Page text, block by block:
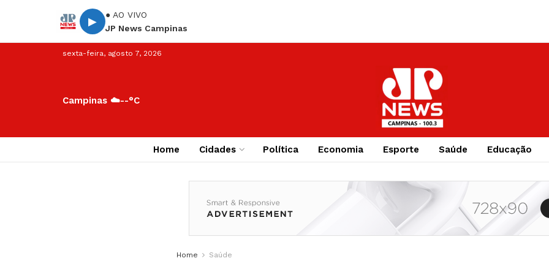
▶
● AO VIVO
JP News Campinas
sexta-feira, agosto 7, 2026
Campinas ☁️--°C
Home Cidades Política Economia Esporte Saúde Educação
Home Saúde